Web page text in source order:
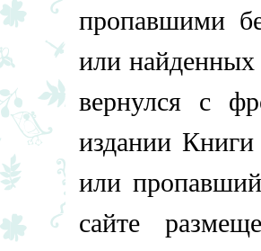
пропавшими
или найденных
вернулся с
издании
или
сайте